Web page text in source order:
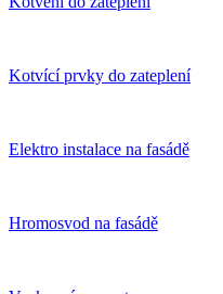
Kotvící prvky do zateplení
Elektro instalace na fasádě
Hromosvod na fasádě